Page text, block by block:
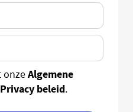
onzeAlgemene
Privacy beleid.